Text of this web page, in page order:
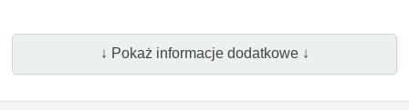
↓ Pokaż informacje dodatkowe ↓